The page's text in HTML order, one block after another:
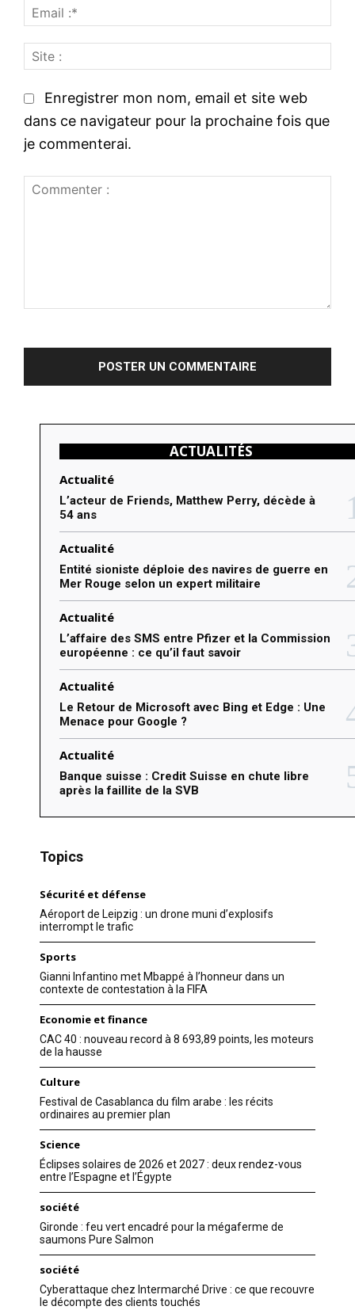
m
m
i
Enregistrer mon nom, email et site web
dans ce navigateur pour la prochaine fois que
je commenterai.
ACTUALITÉS
Actualité
L’acteur de Friends, Matthew Perry, décède à
54 ans
Actualité
Entité sioniste déploie des navires de guerre en
Mer Rouge selon un expert militaire
Actualité
L’affaire des SMS entre Pfizer et la Commission
européenne : ce qu’il faut savoir
Actualité
Le Retour de Microsoft avec Bing et Edge : Une
Menace pour Google ?
Actualité
Banque suisse : Credit Suisse en chute libre
après la faillite de la SVB
Topics
Sécurité et défense
Aéroport de Leipzig : un drone muni d’explosifs
interrompt le trafic
Sports
Gianni Infantino met Mbappé à l’honneur dans un
contexte de contestation à la FIFA
Economie et finance
CAC 40 : nouveau record à 8 693,89 points, les moteurs
de la hausse
Culture
Festival de Casablanca du film arabe : les récits
ordinaires au premier plan
Science
Éclipses solaires de 2026 et 2027 : deux rendez-vous
entre l’Espagne et l’Égypte
société
Gironde : feu vert encadré pour la mégaferme de
saumons Pure Salmon
société
Cyberattaque chez Intermarché Drive : ce que recouvre
le décompte des clients touchés